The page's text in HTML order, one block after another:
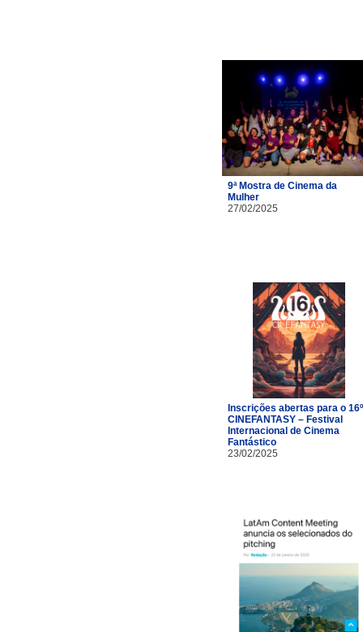
9ª Mostra de Cinema da
Mulher
27/02/2025
Inscrições abertas para o 16º
CINEFANTASY – Festival
Internacional de Cinema
Fantástico
23/02/2025